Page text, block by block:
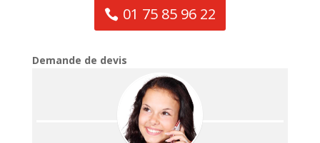
01 75 85 96 22
Demande de devis